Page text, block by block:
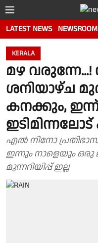
LATEST NEWS NEWSROOM
KERALA
മഴ
ശനിയാഴ്ച
കനക്കും, ഇന്ന്
എൽ നിനോ
ഇന്നും നാളെയും ഒരു
മുന്നറിയിപ്പ് ഇല്ല